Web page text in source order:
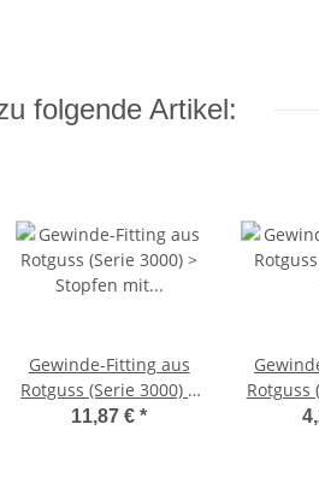
folgende Artikel:
Gewinde-Fitting aus
Rotguss (Serie 3000) >
Stopfen mit Rand mit
11,87 €*
Rotguss